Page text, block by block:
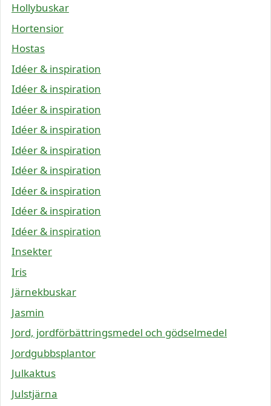
Hollybuskar
Hortensior
Hostas
Idéer & inspiration
Idéer & inspiration
Idéer & inspiration
Idéer & inspiration
Idéer & inspiration
Idéer & inspiration
Idéer & inspiration
Idéer & inspiration
Idéer & inspiration
Insekter
Iris
Järnekbuskar
Jasmin
Jord, jordförbättringsmedel och gödselmedel
Jordgubbsplantor
Julkaktus
Julstjärna